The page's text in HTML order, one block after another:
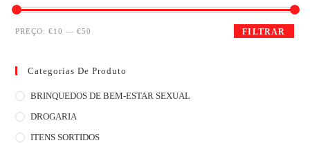
FILTRAR
PREÇO:€10 —€50
Categorias De Produto
BRINQUEDOS DE BEM-ESTAR SEXUAL
DROGARIA
ITENS SORTIDOS